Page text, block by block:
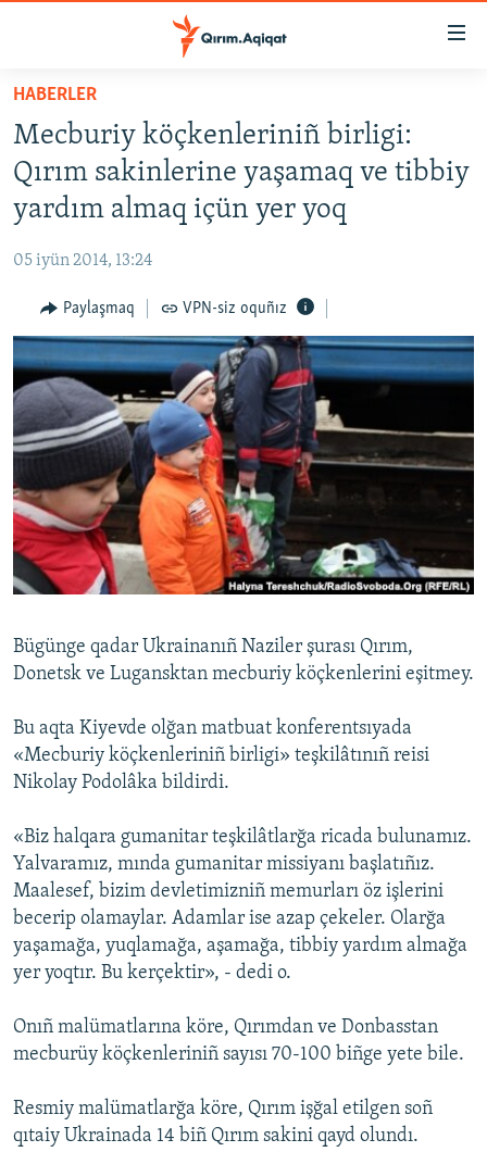
Esas
qaytmaq
Baş
navigatsiyağa
qaytmaq
Qıdıruvğa
qaytmaq
HABERLER
İQTİSADİYAT
MEDENİYET
İNSAN AQLARI
VİDEO
SÜRET
BLOGLAR
Русский
Українською
RFE/RS bütün saytları
HABERLER
Mecburiy köçkenleriniñ birligi:
Qırım sakinlerine yaşamaq ve tibbiy
yardım almaq içün yer yoq
05 iyün 2014, 13:24
Paylaşmaq VPN-siz oquñız
Bügünge qadar Ukrainanıñ Naziler şurası Qırım,
Donetsk ve Lugansktan mecburiy köçkenlerini eşitmey.
Bu aqta Kiyevde olğan matbuat konferentsıyada
«Mecburiy köçkenleriniñ birligi» teşkilâtınıñ reisi
Nikolay Podolâka bildirdi.
«Biz halqara gumanitar teşkilâtlarğa ricada bulunamız.
Yalvaramız, mında gumanitar missiyanı başlatıñız.
Maalesef, bizim devletimizniñ memurları öz işlerini
becerip olamaylar. Adamlar ise azap çekeler. Olarğa
yaşamağa, yuqlamağa, aşamağa, tibbiy yardım almağa
yer yoqtır. Bu kerçektir», - dedi o.
Onıñ malümatlarına köre, Qırımdan ve Donbasstan
mecburüy köçkenleriniñ sayısı 70-100 biñge yete bile.
Resmiy malümatlarğa köre, Qırım işğal etilgen soñ
qıtaiy Ukrainada 14 biñ Qırım sakini qayd olundı.